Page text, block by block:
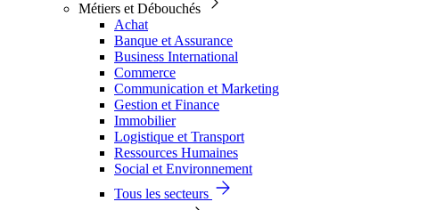
Métiers et Débouchés
Achat
Banque et Assurance
Business International
Commerce
Communication et Marketing
Gestion et Finance
Immobilier
Logistique et Transport
Ressources Humaines
Social et Environnement
Tous les secteurs